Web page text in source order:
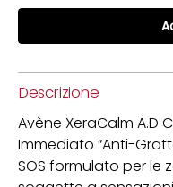
Descrizione
Avène XeraCalm A.D
Immediato “Anti-
SOS formulato per le